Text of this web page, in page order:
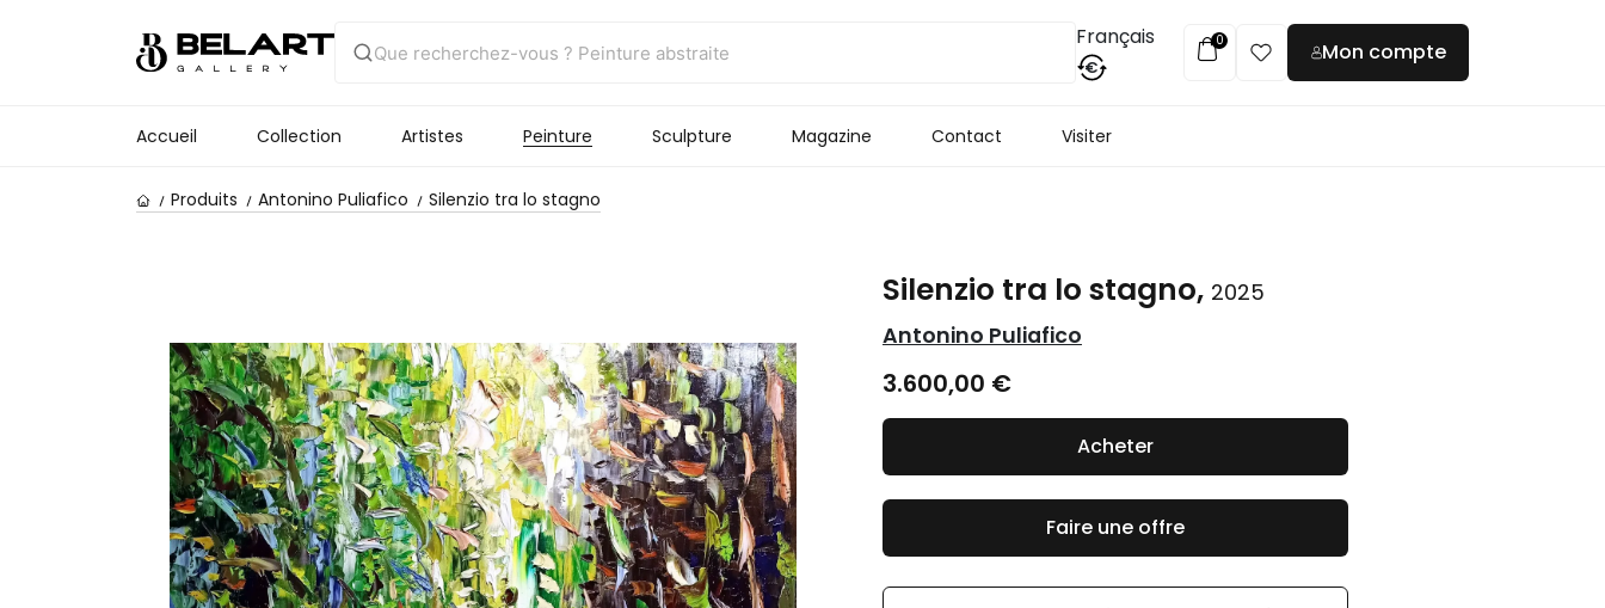
Français
€
0 Mon compte
Accueil Collection Artistes Peinture Sculpture Magazine Contact Visiter
Produits Antonino Puliafico Silenzio tra lo stagno
Silenzio tra lo stagno, 2025
Antonino Puliafico
3.600,00 €
Faire une offre
Acheter